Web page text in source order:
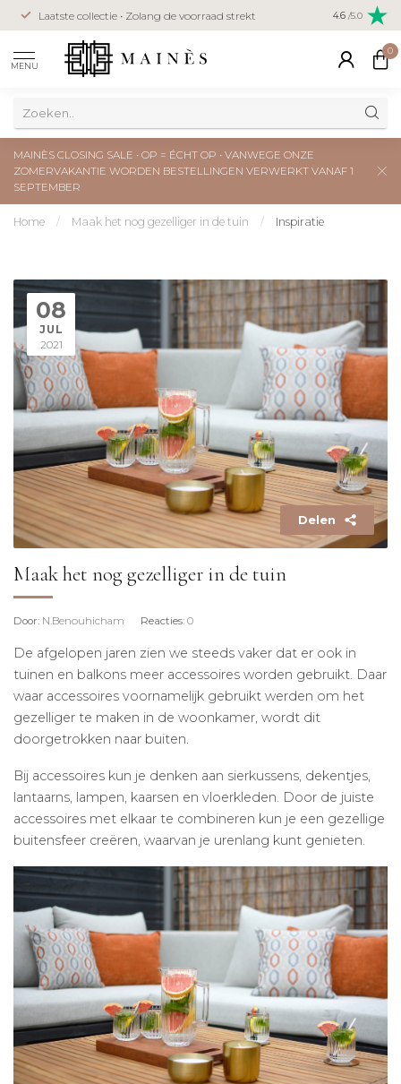
Laatste collectie • Zolang de voorraad strekt Veilig
creditcard
4.6 /5.0
MENU
0
MAINÈS CLOSING SALE • OP = ÉCHT OP • VANWEGE ONZE
ZOMERVAKANTIE WORDEN BESTELLINGEN VERWERKT VANAF 1
SEPTEMBER
Home / Maak het nog gezelliger in de tuin / Inspiratie
08
JUL
2021
Delen
Maak het nog gezelliger in de tuin
Door: N.Benouhicham Reacties: 0
De afgelopen jaren zien we steeds vaker dat er ook in
tuinen en balkons meer accessoires worden gebruikt. Daar
waar accessoires voornamelijk gebruikt werden om het
gezelliger te maken in de woonkamer, wordt dit
doorgetrokken naar buiten.
Bij accessoires kun je denken aan sierkussens, dekentjes,
lantaarns, lampen, kaarsen en vloerkleden. Door de juiste
accessoires met elkaar te combineren kun je een gezellige
buitensfeer creëren, waarvan je urenlang kunt genieten.